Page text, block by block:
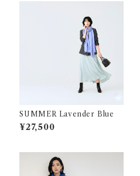
SUMMER Lavender Blue
¥27,500